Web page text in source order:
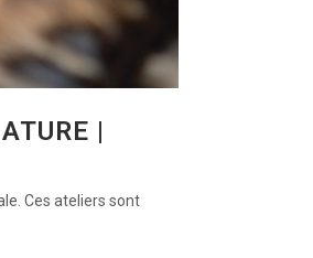
|
Ces ateliers sont